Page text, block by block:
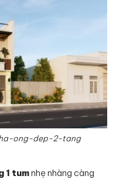
ong-dep-2-tang
1 tumnhẹ nhàng càng